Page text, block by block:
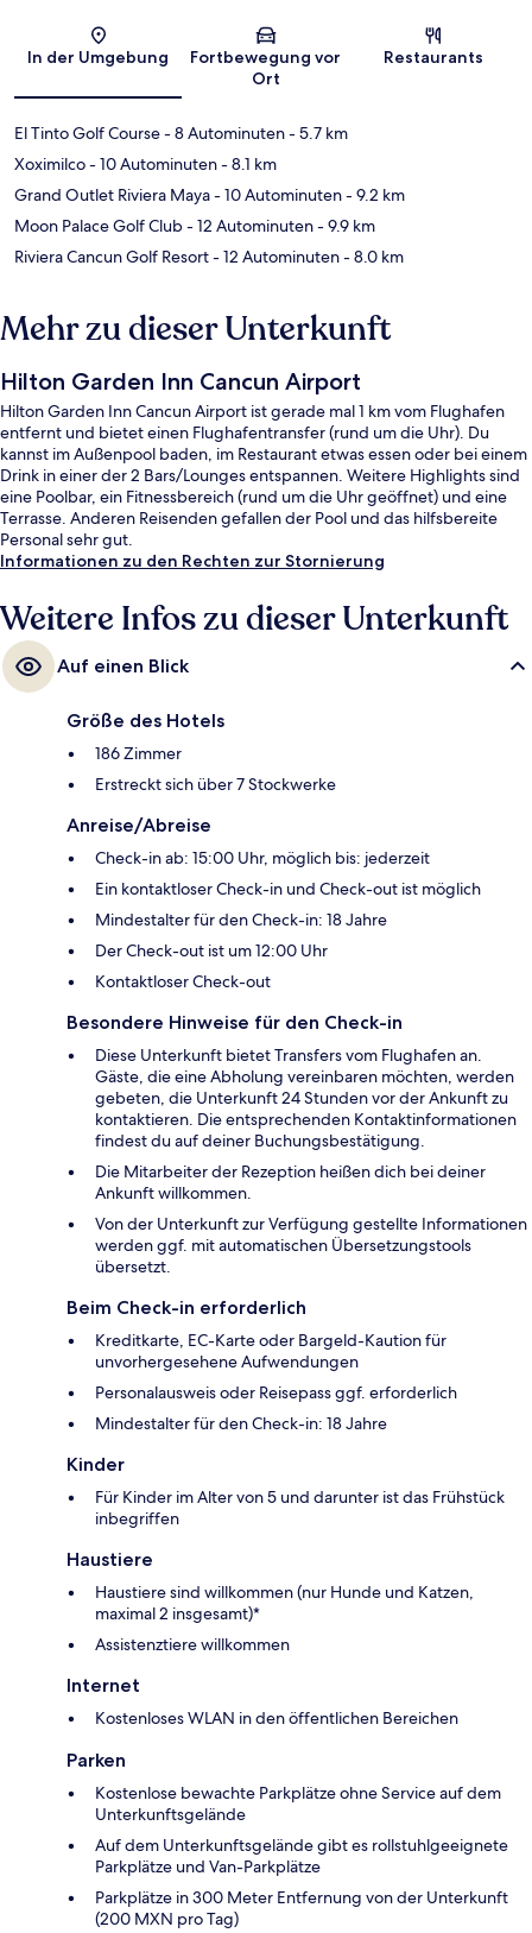
Karte
In der Umgebung
Fortbewegung vor
Ort
Restaurants
El Tinto Golf Course- 8 Autominuten- 5.7 km
Xoximilco- 10 Autominuten- 8.1 km
Grand Outlet Riviera Maya- 10 Autominuten- 9.2 km
Moon Palace Golf Club- 12 Autominuten- 9.9 km
Riviera Cancun Golf Resort- 12 Autominuten- 8.0 km
Mehr zu dieser Unterkunft
Hilton Garden Inn Cancun Airport
Hilton Garden Inn Cancun Airport ist gerade mal 1 km vom Flughafen
entfernt und bietet einen Flughafentransfer (rund um die Uhr). Du
kannst im Außenpool baden, im Restaurant etwas essen oder bei einem
Drink in einer der 2 Bars/Lounges entspannen. Weitere Highlights sind
eine Poolbar, ein Fitnessbereich (rund um die Uhr geöffnet) und eine
Terrasse. Anderen Reisenden gefallen der Pool und das hilfsbereite
Personal sehr gut.
Informationen zu den Rechten zur Stornierung
Weitere Infos zu dieser Unterkunft
Auf einen Blick
Größe des Hotels
186 Zimmer
Erstreckt sich über 7 Stockwerke
Anreise/Abreise
Check-in ab: 15:00 Uhr, möglich bis: jederzeit
Ein kontaktloser Check-in und Check-out ist möglich
Mindestalter für den Check-in: 18 Jahre
Der Check-out ist um 12:00 Uhr
Kontaktloser Check-out
Besondere Hinweise für den Check-in
Diese Unterkunft bietet Transfers vom Flughafen an.
Gäste, die eine Abholung vereinbaren möchten, werden
gebeten, die Unterkunft 24 Stunden vor der Ankunft zu
kontaktieren. Die entsprechenden Kontaktinformationen
findest du auf deiner Buchungsbestätigung.
Die Mitarbeiter der Rezeption heißen dich bei deiner
Ankunft willkommen.
Von der Unterkunft zur Verfügung gestellte Informationen
werden ggf. mit automatischen Übersetzungstools
übersetzt.
Beim Check-in erforderlich
Kreditkarte, EC-Karte oder Bargeld-Kaution für
unvorhergesehene Aufwendungen
Personalausweis oder Reisepass ggf. erforderlich
Mindestalter für den Check-in: 18 Jahre
Kinder
Für Kinder im Alter von 5 und darunter ist das Frühstück
inbegriffen
Haustiere
Haustiere sind willkommen (nur Hunde und Katzen,
maximal 2 insgesamt)*
Assistenztiere willkommen
Internet
Kostenloses WLAN in den öffentlichen Bereichen
Parken
Kostenlose bewachte Parkplätze ohne Service auf dem
Unterkunftsgelände
Auf dem Unterkunftsgelände gibt es rollstuhlgeeignete
Parkplätze und Van-Parkplätze
Parkplätze in 300 Meter Entfernung von der Unterkunft
(200 MXN pro Tag)